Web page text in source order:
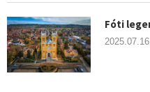
Fóti